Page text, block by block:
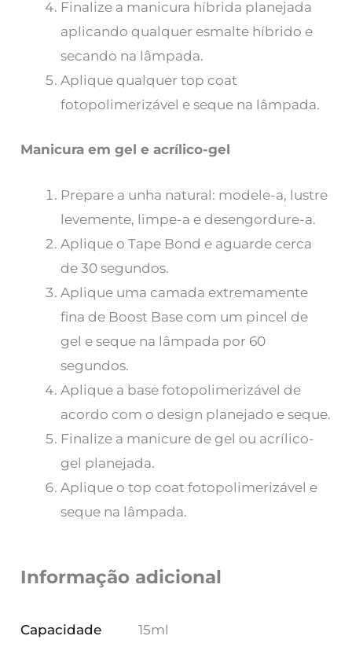
Finalize a manicura híbrida planejada
aplicando qualquer esmalte híbrido e
secando na lâmpada.
Aplique qualquer top coat
fotopolimerizável e seque na lâmpada.
Manicura em gel e acrílico-gel
Prepare a unha natural: modele-a, lustre
levemente, limpe-a e desengordure-a.
Aplique o Tape Bond e aguarde cerca
de 30 segundos.
Aplique uma camada extremamente
fina de Boost Base com um pincel de
gel e seque na lâmpada por 60
segundos.
Aplique a base fotopolimerizável de
acordo com o design planejado e seque.
Finalize a manicure de gel ou acrílico-
gel planejada.
Aplique o top coat fotopolimerizável e
seque na lâmpada.
Informação adicional
Capacidade 15ml